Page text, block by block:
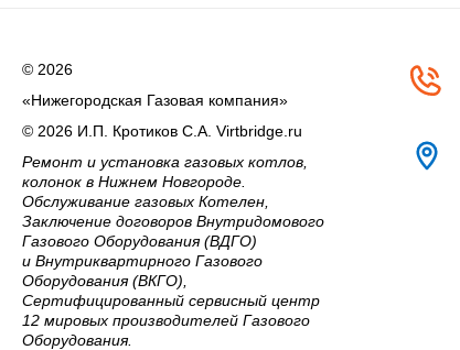
© 2026
«Нижегородская Газовая компания»
© 2026 И.П. Кротиков С.А. Virtbridge.ru
Ремонт и установка газовых котлов,
колонок в Нижнем Новгороде.
Обслуживание газовых Котелен,
Заключение договоров Внутридомового
Газового Оборудования (ВДГО)
и Внутриквартирного Газового
Оборудования (ВКГО),
Сертифицированный сервисный центр
12 мировых производителей Газового
Оборудования.